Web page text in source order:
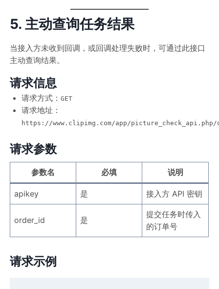
5. 主动查询任务结果
当接入方未收到回调，或回调处理失败时，可通过此接口
主动查询结果。
请求信息
请求方式： GET
请求地址：
https://www.clipimg.com/app/picture_check_api.php/
请求参数
参数名 必填 说明
apikey 是 接入方 API 密钥
order_id 是
提交任务时传入
的订单号
请求示例